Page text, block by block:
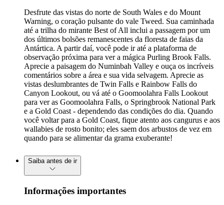
Desfrute das vistas do norte de South Wales e do Mount
Warning, o coração pulsante do vale Tweed. Sua caminhada
até a trilha do mirante Best of All inclui a passagem por um
dos últimos bolsões remanescentes da floresta de faias da
Antártica. A partir daí, você pode ir até a plataforma de
observação próxima para ver a mágica Purling Brook Falls.
Aprecie a paisagem do Numinbah Valley e ouça os incríveis
comentários sobre a área e sua vida selvagem. Aprecie as
vistas deslumbrantes de Twin Falls e Rainbow Falls do
Canyon Lookout, ou vá até o Goomoolahra Falls Lookout
para ver as Goomoolahra Falls, o Springbrook National Park
e a Gold Coast - dependendo das condições do dia. Quando
você voltar para a Gold Coast, fique atento aos cangurus e aos
wallabies de rosto bonito; eles saem dos arbustos de vez em
quando para se alimentar da grama exuberante!
Saiba antes de ir
Informações importantes